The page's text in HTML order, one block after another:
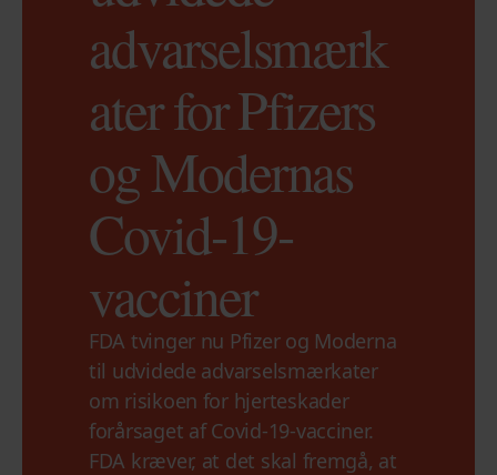
advarselsmærk
ater for Pfizers
og Modernas
Covid-19-
vacciner
FDA tvinger nu Pfizer og Moderna
til udvidede advarselsmærkater
om risikoen for hjerteskader
forårsaget af Covid-19-vacciner.
FDA kræver, at det skal fremgå, at